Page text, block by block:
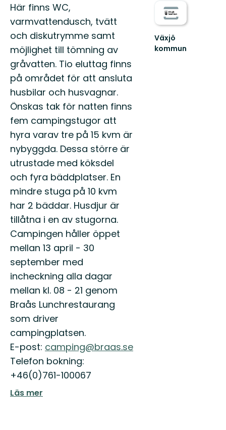
Här finns WC,
varmvattendusch, tvätt
och diskutrymme samt
möjlighet till tömning av
gråvatten. Tio eluttag finns
på området för att ansluta
husbilar och husvagnar.
Önskas tak för natten finns
fem campingstugor att
hyra varav tre på 15 kvm är
nybyggda. Dessa större är
utrustade med köksdel
och fyra bäddplatser. En
mindre stuga på 10 kvm
har 2 bäddar. Husdjur är
tillåtna i en av stugorna.
Campingen håller öppet
mellan 13 april - 30
september med
incheckning alla dagar
mellan kl. 08 - 21 genom
Braås Lunchrestaurang
som driver
campingplatsen.
E-post: camping@braas.se
Telefon bokning:
+46(0)761-100067
Läs mer
Växjö
kommun